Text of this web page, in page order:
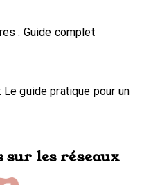
: Guide complet
Le guide pratique pour un
sur les réseaux